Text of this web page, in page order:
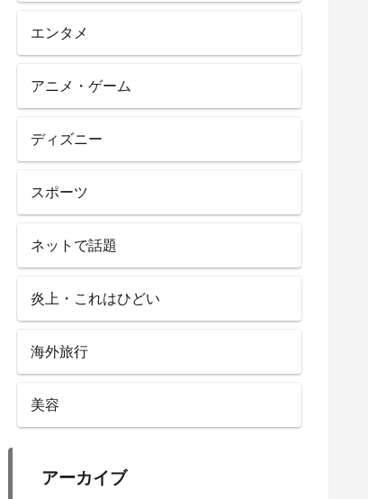
エンタメ
アニメ・ゲーム
ディズニー
スポーツ
ネットで話題
炎上・これはひどい
海外旅行
美容
アーカイブ